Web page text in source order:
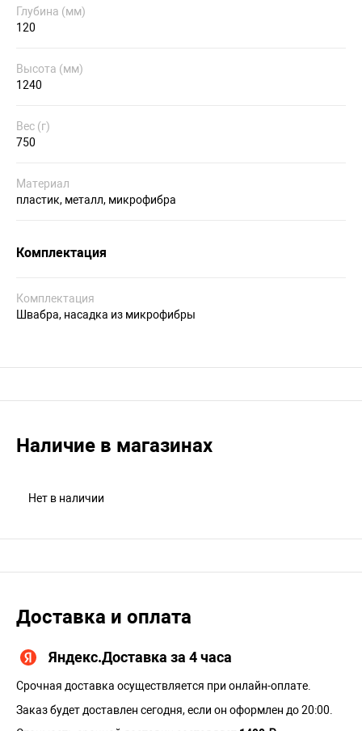
Глубина (мм)
120
Высота (мм)
1240
Вес (г)
750
Материал
пластик, металл, микрофибра
Комплектация
Комплектация
Швабра, насадка из микрофибры
Наличие в магазинах
Нет в наличии
Доставка и оплата
Яндекс.Доставка за 4 часа
Срочная доставка осуществляется при онлайн-оплате.
Заказ будет доставлен сегодня, если он оформлен до 20:00.